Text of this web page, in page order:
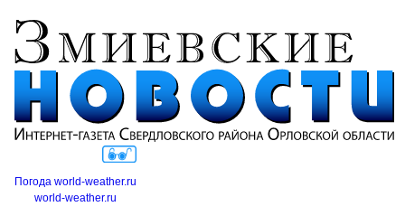
Погода world-weather.ru
world-weather.ru